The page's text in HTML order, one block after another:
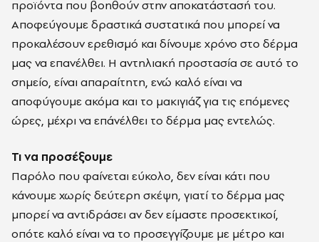
προϊόντα που βοηθούν στην αποκατάστασή του.
Αποφεύγουμε δραστικά συστατικά που μπορεί να
προκαλέσουν ερεθισμό και δίνουμε χρόνο στο δέρμα
μας να επανέλθει. Η αντηλιακή προστασία σε αυτό το
σημείο, είναι απαραίτητη, ενώ καλό είναι να
αποφύγουμε ακόμα και το μακιγιάζ για τις επόμενες
ώρες, μέχρι να επάνέλθει το δέρμα μας εντελώς.
Τι να προσέξουμε
Παρόλο που φαίνεται εύκολο, δεν είναι κάτι που
κάνουμε χωρίς δεύτερη σκέψη, γιατί το δέρμα μας
μπορεί να αντιδράσει αν δεν είμαστε προσεκτικοί,
οπότε καλό είναι να το προσεγγίζουμε με μέτρο και